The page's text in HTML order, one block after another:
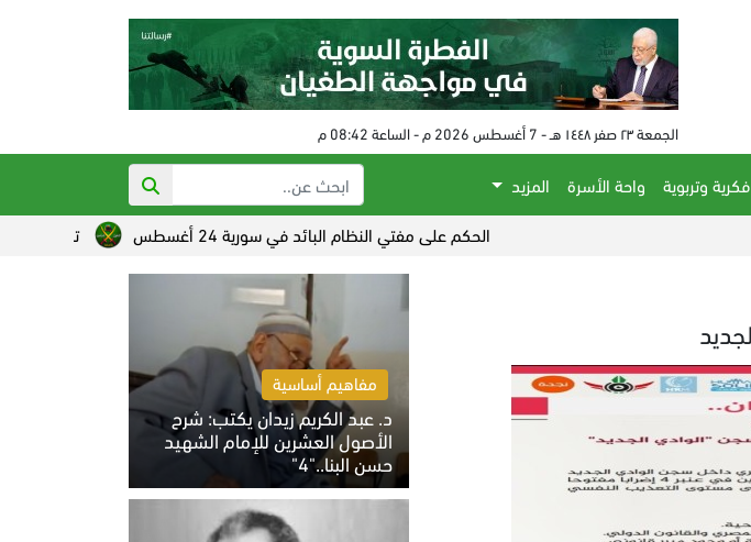
الجمعة ٢٣ صفر ١٤٤٨ هـ - 7 أغسطس 2026 م - الساعة 08:42 م
فكرية وتربوية واحة الأسرة
المزيد
الحكم على مفتي النظام البائد في سورية 24 أغسطس
تصاعد القلق الصهيوني
مفاهيم أساسية
د. عبد الكريم زيدان يكتب: شرح
الأصول العشرين للإمام الشهيد
حسن البنا.."4"
الخميس 6 أغسطس 2026 10:27 ص